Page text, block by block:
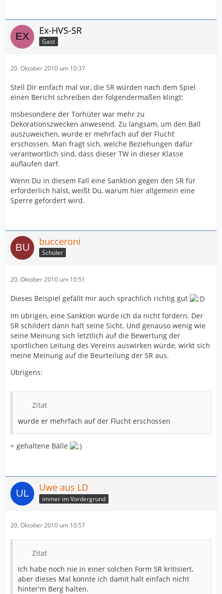
Ex-HVS-SR
Gast
20. Oktober 2010 um 10:37
Stell Dir einfach mal vor, die SR würden nach dem Spiel
einen Bericht schreiben der folgendermaßen klingt:
Insbesondere der Torhüter war mehr zu
Dekorationszwecken anwesend. Zu langsam, um den Ball
auszuweichen, wurde er mehrfach auf der Flucht
erschossen. Man fragt sich, welche Beziehungen dafür
verantwortlich sind, dass dieser TW in dieser Klasse
auflaufen darf.
Wenn Du in diesem Fall eine Sanktion gegen den SR für
erforderlich hälst, weißt Du, warum hier allgemein eine
Sperre gefordert wird.
bucceroni
Schüler
20. Oktober 2010 um 10:51
Dieses Beispiel gefällt mir auch sprachlich richtig gut
Im übrigen, eine Sanktion würde ich da nicht fordern. Der
SR schildert dann halt seine Sicht. Und genauso wenig wie
seine Meinung sich letztlich auf die Bewertung der
sportlichen Leitung des Vereins auswirken würde, wirkt sich
meine Meinung auf die Beurteilung der SR aus.
Übrigens:
Zitat
wurde er mehrfach auf der Flucht erschossen
= gehaltene Bälle
Uwe aus LD
immer im Vordergrund
20. Oktober 2010 um 10:57
Zitat
Ich habe noch nie in einer solchen Form SR kritisiert,
aber dieses Mal konnte ich damit halt einfach nicht
hinter'm Berg halten.